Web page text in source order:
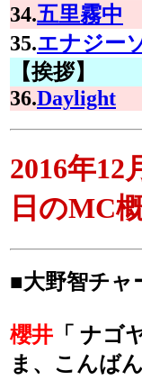
34.五里霧中
35.エナジー
【挨拶】
36.Daylight
2016年12
日のMC
■大野智チャ
櫻井 「 ナゴ
ま、こんば